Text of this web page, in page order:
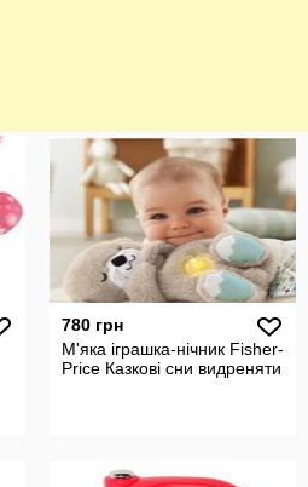
780 грн
М'яка іграшка-нічник Fisher-
Price Казкові сни видреняти